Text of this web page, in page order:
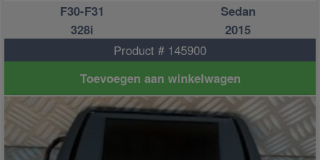
F30-F31
Sedan
328i
2015
Product # 145900
Toevoegen aan winkelwagen